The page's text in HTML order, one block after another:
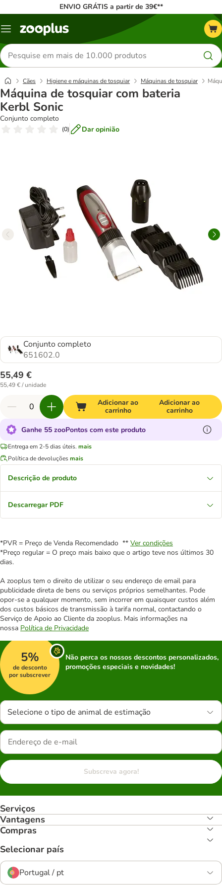
ENVIO GRÁTIS a partir de 39€**
Menu
Pesquisar
produtos
Cães Higiene e máquinas de tosquiar Máquinas de tosquiar
Máquina de tosquiar com bateria
Kerbl Sonic
Conjunto completo
(0) Dar opinião
Conjunto completo
651602.0
55,49 €
55,49 € / unidade
Adicionar ao
carrinho
Adicionar ao
carrinho
Ganhe 55 zooPontos com este produto
Entrega em 2-5 dias úteis. mais
Política de devoluçõesmais
Descrição de produto
Descarregar PDF
*PVR = Preço de Venda Recomendado ** Ver condições
*Preço regular = O preço mais baixo que o artigo teve nos últimos 30
dias.
A zooplus tem o direito de utilizar o seu endereço de email para
publicidade direta de bens ou serviços próprios semelhantes. Pode
opor-se a qualquer momento, sem incorrer em quaisquer custos além
dos custos básicos de transmissão à tarifa normal, contactando o
Serviço de Apoio ao Cliente da zooplus. Mais informações na
nossa Política de Privacidade
5%
de desconto
por subscrever
Não perca os nossos descontos personalizados,
promoções especiais e novidades!
Selecione o tipo de animal de estimação
Subscreva agora!
Serviços
Vantagens
Compras
Selecionar país
Portugal / pt